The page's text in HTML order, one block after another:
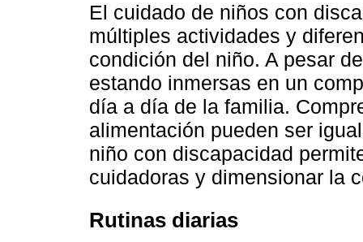
El cuidado de niños con
múltiples actividades y
condición del niño. A pesar
estando inmersas en un
día a día de la familia.
alimentación pueden ser
niño con discapacidad
cuidadoras y dimensionar la
Rutinas diarias